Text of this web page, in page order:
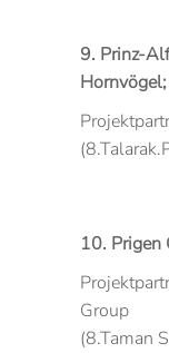
9. Prinz-
10. Prigen
Group
(8.Taman